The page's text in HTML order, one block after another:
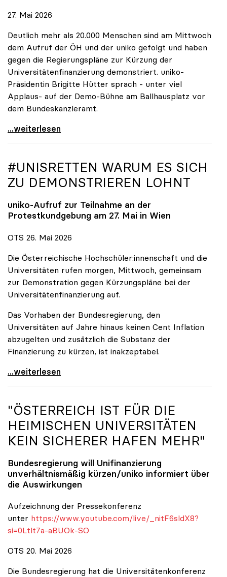
27. Mai 2026
Deutlich mehr als 20.000 Menschen sind am Mittwoch
dem Aufruf der ÖH und der uniko gefolgt und haben
gegen die Regierungspläne zur Kürzung der
Universitätenfinanzierung demonstriert. uniko-
Präsidentin Brigitte Hütter sprach - unter viel
Applaus- auf der Demo-Bühne am Ballhausplatz vor
dem Bundeskanzleramt.
\"Wir nehmen es nicht hin\": Rede von
...weiterlesen
#UNISRETTEN WARUM ES SICH
ZU DEMONSTRIEREN LOHNT
uniko-Aufruf zur Teilnahme an der
Protestkundgebung am 27. Mai in Wien
OTS 26. Mai 2026
Die Österreichische Hochschüler:innenschaft und die
Universitäten rufen morgen, Mittwoch, gemeinsam
zur Demonstration gegen Kürzungspläne bei der
Universitätenfinanzierung auf.
Das Vorhaben der Bundesregierung, den
Universitäten auf Jahre hinaus keinen Cent Inflation
abzugelten und zusätzlich die Substanz der
Finanzierung zu kürzen, ist inakzeptabel.
#UnisRetten Warum es sich zu demonstrieren lohnt
...weiterlesen
"ÖSTERREICH IST FÜR DIE
HEIMISCHEN UNIVERSITÄTEN
KEIN SICHERER HAFEN MEHR"
Bundesregierung will Unifinanzierung
unverhältnismäßig kürzen/uniko informiert über
die Auswirkungen
Aufzeichnung der Pressekonferenz
unter https://www.youtube.com/live/_nitF6sldX8?
si=0Ltlt7a-aBUOk-SO
OTS 20. Mai 2026
Die Bundesregierung hat die Universitätenkonferenz